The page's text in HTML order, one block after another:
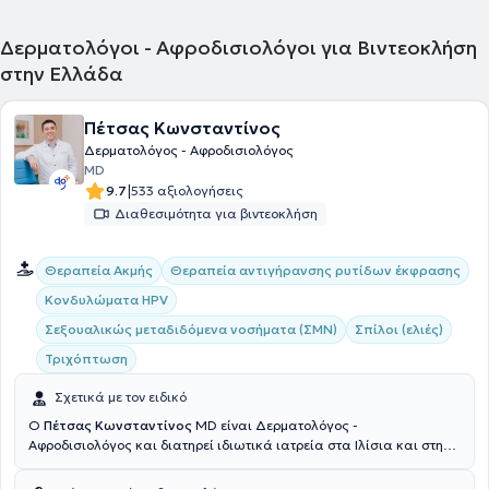
Δερματολόγοι - Αφροδισιολόγοι για Βιντεοκλήση
στην Ελλάδα
Πέτσας Κωνσταντίνος
Δερματολόγος - Αφροδισιολόγος
MD
9.7|533 αξιολογήσεις
Διαθεσιμότητα για βιντεοκλήση
Θεραπεία Ακμής
Θεραπεία αντιγήρανσης ρυτίδων έκφρασης
Κονδυλώματα HPV
Σεξουαλικώς μεταδιδόμενα νοσήματα (ΣΜΝ)
Σπίλοι (ελιές)
Τριχόπτωση
Σχετικά με τον ειδικό
Ο Πέτσας Κωνσταντίνος MD είναι Δερματολόγος -
Αφροδισιολόγος και διατηρεί ιδιωτικά ιατρεία στα Ιλίσια και στην
στην δερματολογία - αφροδισιολογία στο Νοσοκομείο Αφροδίσιων